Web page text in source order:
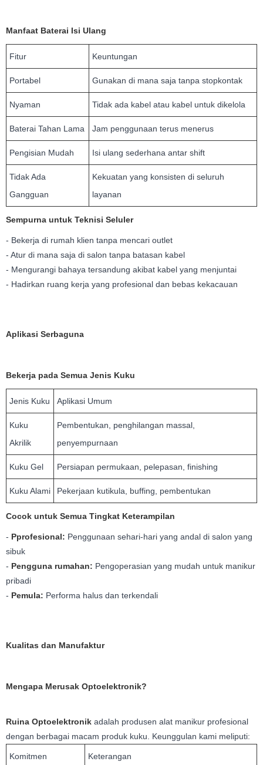
Manfaat Baterai Isi Ulang
Fitur Keuntungan
Portabel Gunakan di mana saja tanpa stopkontak
Nyaman Tidak ada kabel atau kabel untuk dikelola
Baterai Tahan Lama Jam penggunaan terus menerus
Pengisian Mudah Isi ulang sederhana antar shift
Tidak Ada
Gangguan
Kekuatan yang konsisten di seluruh
layanan
Sempurna untuk Teknisi Seluler
- Bekerja di rumah klien tanpa mencari outlet
- Atur di mana saja di salon tanpa batasan kabel
- Mengurangi bahaya tersandung akibat kabel yang menjuntai
- Hadirkan ruang kerja yang profesional dan bebas kekacauan
Aplikasi Serbaguna
Bekerja pada Semua Jenis Kuku
Jenis Kuku Aplikasi Umum
Kuku
Akrilik
Pembentukan, penghilangan massal,
penyempurnaan
Kuku Gel Persiapan permukaan, pelepasan, finishing
Kuku Alami Pekerjaan kutikula, buffing, pembentukan
Cocok untuk Semua Tingkat Keterampilan
- Pprofesional: Penggunaan sehari-hari yang andal di salon yang
sibuk
- Pengguna rumahan: Pengoperasian yang mudah untuk manikur
pribadi
- Pemula: Performa halus dan terkendali
Kualitas dan Manufaktur
Mengapa Merusak Optoelektronik?
Ruina Optoelektronik adalah produsen alat manikur profesional
dengan berbagai macam produk kuku. Keunggulan kami meliputi:
Komitmen Keterangan